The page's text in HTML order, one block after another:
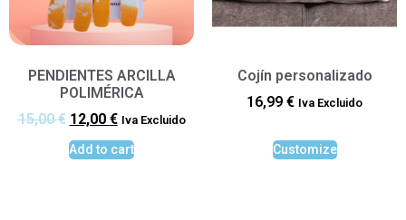
PENDIENTES ARCILLA
POLIMÉRICA
15,00€ 12,00 € Iva Excluido
Add to cart
Cojín personalizado
16,99 € Iva Excluido
Customize